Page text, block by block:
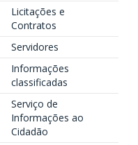
Licitações e
Contratos
Servidores
Informações
classificadas
Serviço de
Informações ao
Cidadão